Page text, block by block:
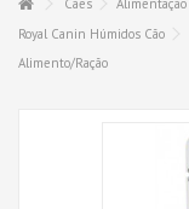
Cães Alimentação
Royal Canin Húmidos Cão
Alimento/Ração